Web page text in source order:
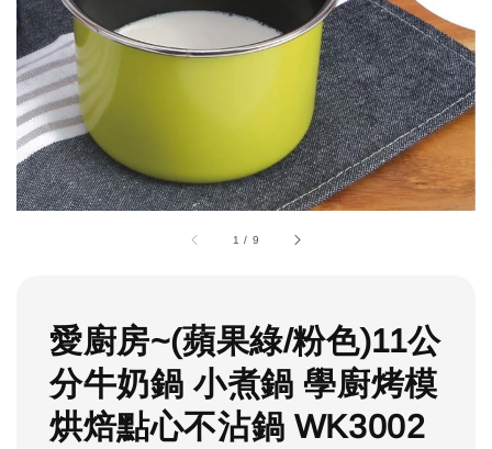
1 / 9
愛廚房~(蘋果綠/粉色)11公
分牛奶鍋 小煮鍋 學廚烤模
烘焙點心不沾鍋 WK3002